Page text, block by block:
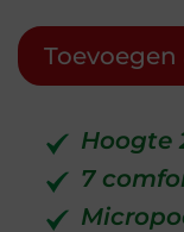
Hoogte
7